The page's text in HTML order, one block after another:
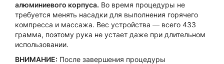
алюминиевого корпуса. Во время процедуры не
требуется менять насадки для выполнения горячего
компресса и массажа. Вес устройства — всего 433
грамма, поэтому рука не устает даже при длительном
использовании.
ВНИМАНИЕ: После завершения процедуры